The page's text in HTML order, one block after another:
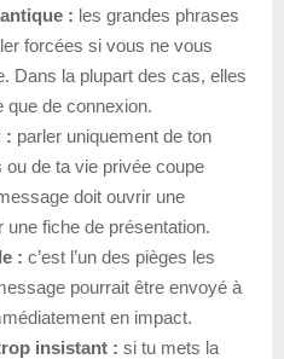
: les grandes phrases
forcées si vous ne vous
Dans la plupart des cas, elles
que de connexion.
: parler uniquement de ton
de ta vie privée coupe
doit ouvrir une
fiche de présentation.
: c’est l’un des pièges les
pourrait être envoyé à
en impact.
insistant : si tu mets la